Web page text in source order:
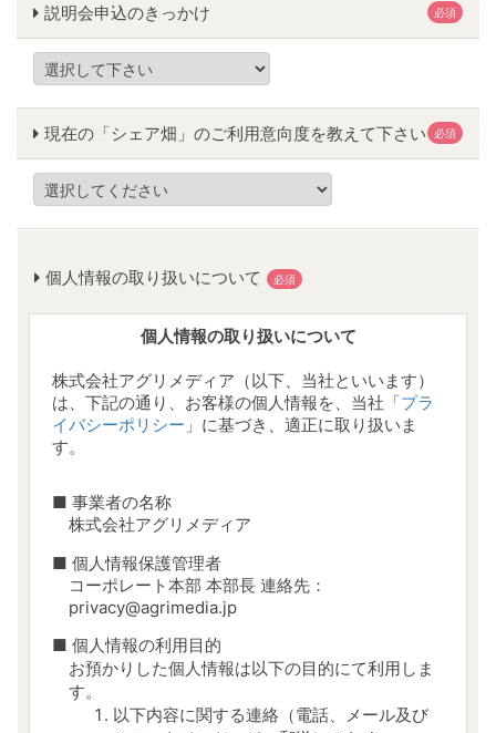
必須
説明会申込のきっかけ
必須
現在の「シェア畑」のご利用意向度を教えて下さい
個人情報の取り扱いについて 必須
個人情報の取り扱いについて
株式会社アグリメディア（以下、当社といいます）
は、下記の通り、お客様の個人情報を、当社「プラ
イバシーポリシー 」に基づき、適正に取り扱いま
す。
■ 事業者の名称
株式会社アグリメディア
■ 個人情報保護管理者
コーポレート本部 本部長 連絡先：
privacy@agrimedia.jp
■ 個人情報の利用目的
お預かりした個人情報は以下の目的にて利用しま
す。
以下内容に関する連絡（電話、メール及び